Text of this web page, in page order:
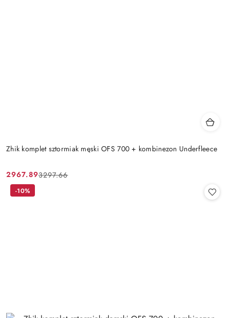
Zhik komplet sztormiak męski OFS 700 + kombinezon Underfleece
Cena
promocyjna:
2967.89
Cena
przed
3297.66
-10%